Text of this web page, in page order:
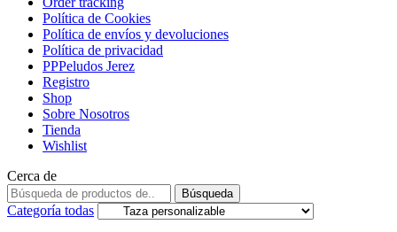
Política de Cookies
Política de envíos y devoluciones
Política de privacidad
PPPeludos Jerez
Registro
Shop
Sobre Nosotros
Tienda
Wishlist
Cerca de
Búsqueda
Categoría todas